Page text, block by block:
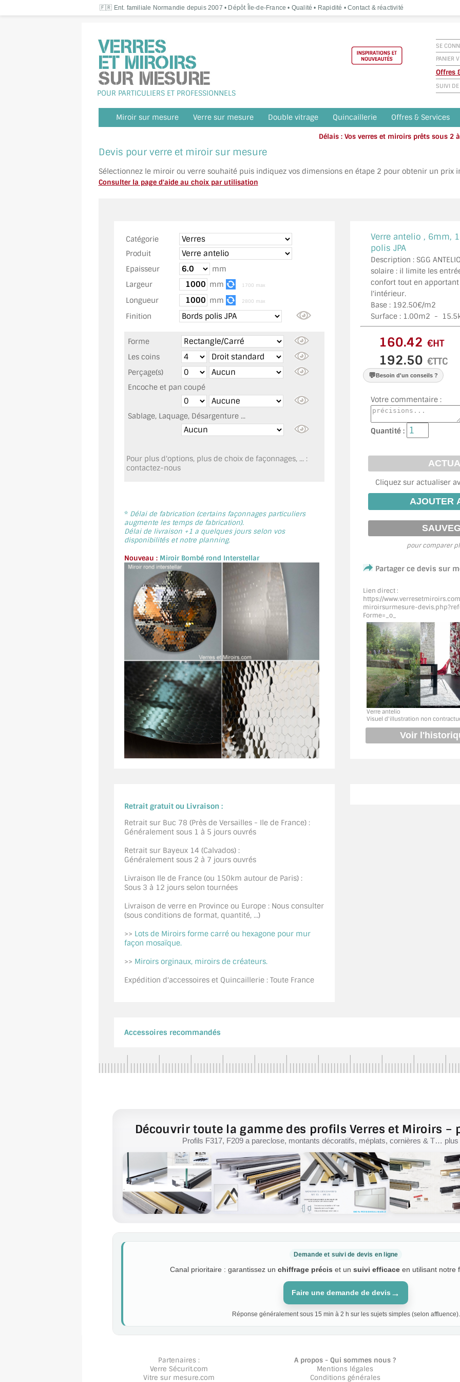
🇫🇷 Ent. familiale Normandie depuis 2007 • Dépôt Île-de-France • Qualité • Rapidité • Contact & réactivité
POUR PARTICULIERS ET PROFESSIONNELS
SE
PANIER
Offres
SUIVI
Miroir sur mesure Verre sur mesure Double vitrage Quincaillerie Offres & Services
Délais : Vos verres et miroirs prêts sous 2
Devis pour verre et miroir sur mesure
Sélectionnez le miroir ou verre souhaité puis indiquez vos dimensions en étape 2 pour obtenir un prix
Consulter la page d'aide au choix par utilisation
Catégorie
Produit
Epaisseur
mm
Largeur
mm 1700 max
Longueur mm 2800 max
Finition
Forme
Les coins
Perçage(s)
Encoche et pan coupé
Sablage, Laquage, Désargenture ...
Pour plus d'options, plus de choix de façonnages, ... :
contactez-nous
* Délai de fabrication (certains façonnages particuliers
augmente les temps de fabrication).
Délai de livraison +1 a quelques jours selon vos
disponibilités et notre planning.
Nouveau : Miroir Bombé rond Interstellar
Verre antelio , 6mm,
polis JPA
Description : SGG
solaire : il limite les
confort tout en
l'intérieur.
Base : 192.50€/m2
Surface : 1.00m2 - 15.5
€HT
€TTC
💬Besoin d'un conseils ?
Votre commentaire :
Quantité :
Cliquez sur actualiser
pour comparer
Partager ce devis sur
Lien direct :
https://
miroirsurmesure-
Forme=_o_
Verre antelio
Visuel d'illustration non
Retrait gratuit ou Livraison :
Retrait sur Buc 78 (Près de Versailles - Ile de France) :
Généralement sous 1 à 5 jours ouvrés
Retrait sur Bayeux 14 (Calvados) :
Généralement sous 2 à 7 jours ouvrés
Livraison Ile de France (ou 150km autour de Paris) :
Sous 3 à 12 jours selon tournées
Livraison de verre en Province ou Europe : Nous consulter
(sous conditions de format, quantité, ...)
>> Lots de Miroirs forme carré ou hexagone pour mur
façon mosaïque.
>> Miroirs orginaux, miroirs de créateurs.
Expédition d'accessoires et Quincaillerie : Toute France
Accessoires recommandés
Découvrir toute la gamme des profils Verres et Miroirs
Profils F317, F209 a pareclose, montants décoratifs, méplats, cornières & T… plus
Demande et suivi de devis en ligne
Canal prioritaire : garantissez un chiffrage précis et un suivi efficaceen utilisant notre
Faire une demande de devis →
Réponse généralement sous 15 min à 2 h sur les sujets simples (selon affluence).
Partenaires :
Verre Sécurit.com
Vitre sur mesure.com
A propos - Qui sommes nous ?
Mentions légales
Conditions générales